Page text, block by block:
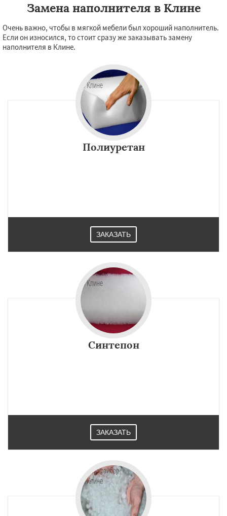
Замена наполнителя в Клине
Очень важно, чтобы в мягкой мебели был хороший наполнитель.
Если он износился, то стоит сразу же заказывать замену
наполнителя в Клине.
Полиуретан
ЗАКАЗАТЬ
Синтепон
ЗАКАЗАТЬ